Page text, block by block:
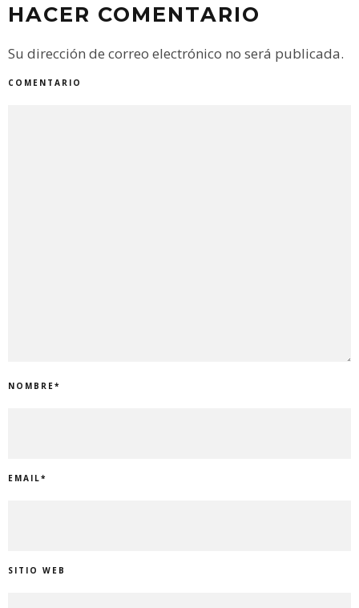
HACER COMENTARIO
Su dirección de correo electrónico no será publicada.
COMENTARIO
NOMBRE*
EMAIL*
SITIO WEB